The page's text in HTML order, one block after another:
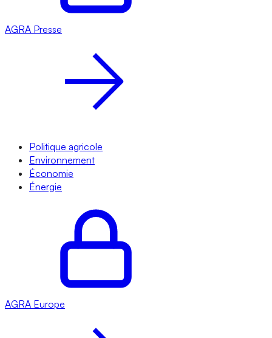
AGRA Presse
Politique agricole
Environnement
Économie
Énergie
AGRA Europe